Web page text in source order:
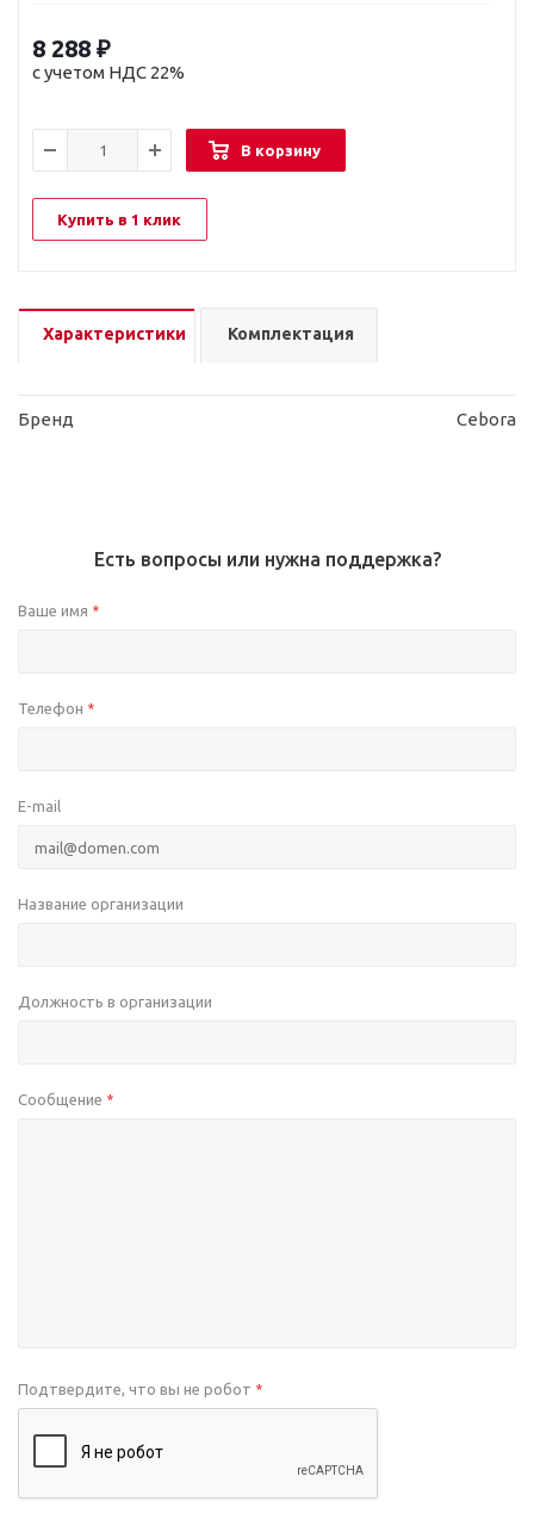
8 288 ₽
с учетом НДС 22%
В корзину
Купить в 1 клик
Характеристики Комплектация
Бренд Cebora
Есть вопросы или нужна поддержка?
Ваше имя *
Телефон *
E-mail
Название организации
Должность в организации
Сообщение *
Подтвердите, что вы не робот *